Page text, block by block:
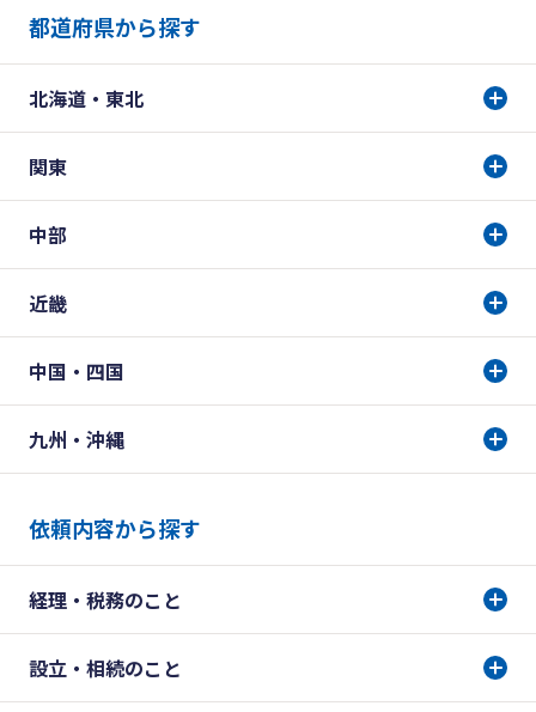
都道府県から探す
北海道・東北
関東
中部
近畿
中国・四国
九州・沖縄
依頼内容から探す
経理・税務のこと
設立・相続のこと